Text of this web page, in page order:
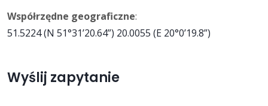
Współrzędne geograficzne:
51.5224 (N 51°31’20.64”) 20.0055 (E 20°0’19.8”)
Wyślij zapytanie